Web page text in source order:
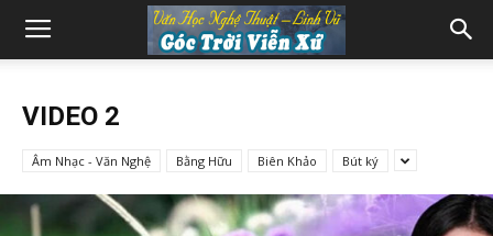
VIDEO 2
Âm Nhạc - Văn Nghệ Bằng Hữu Biên Khảo Bút ký